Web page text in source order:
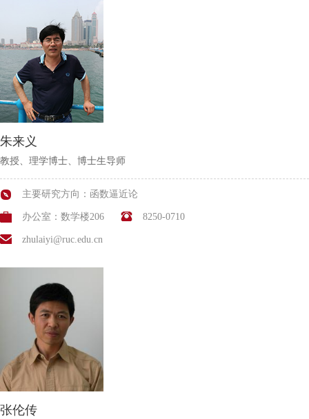
朱来义
教授、理学博士、博士生导师
主要研究方向：函数逼近论
办公室：数学楼206 8250-0710
zhulaiyi@ruc.edu.cn
张伦传